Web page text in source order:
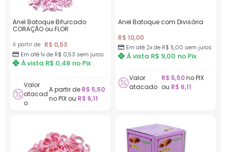
Anel Batoque Bifurcado
CORAÇÃO ou FLOR
A partir de R$ 0,53
Em até 1x de R$ 0,53 sem juros
À vista R$ 0,48 no Pix
Valor
atacad
o
A partir de R$ 5,50
no PIX ou R$ 6,11
Anel Batoque com Divisória
R$ 10,00
Em até 2x de R$ 5,00 sem juros
À vista R$ 9,00 no Pix
Valor
atacado
R$ 5,50no PIX
ou R$ 6,11